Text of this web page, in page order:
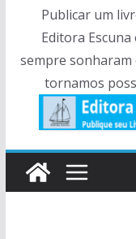
Publicar um
Editora
sempre
tornamos